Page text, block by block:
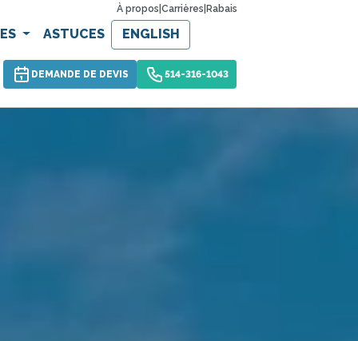
À propos Carrières Rabais
ASTUCES ENGLISH
DEMANDE DE DEVIS 514-316-1043